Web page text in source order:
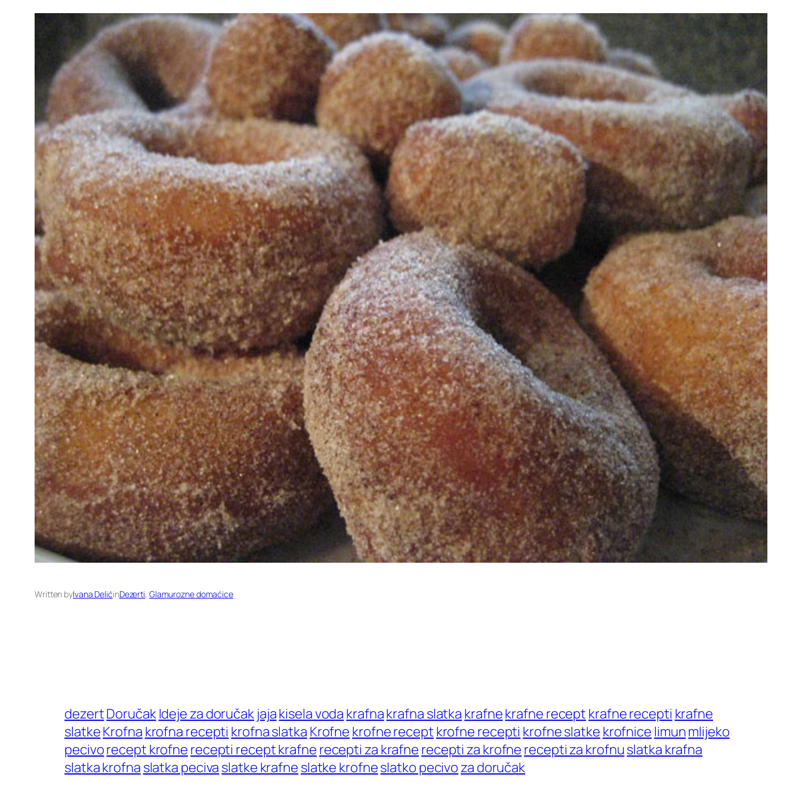
Written byIvana DelićinDezerti, Glamurozne domaćice
dezertDoručakIdeje za doručak jajakisela voda krafnakrafna slatka krafnekrafne recept krafne recepti krafne
slatkeKrofna krofna recepti krofna slatka Krofne krofne recept krofne recepti krofne slatke krofnice limunmlijeko
pecivorecept krofne recepti recept krafne recepti za krafne recepti za krofne recepti za krofnuslatka krafna
slatka krofna slatka peciva slatke krafne slatke krofneslatko pecivoza doručak